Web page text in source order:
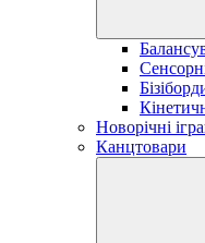
Новорічні
Канцтовари